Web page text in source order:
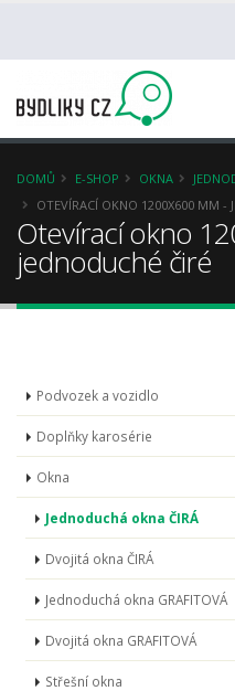
DOMŮ E-SHOP OKNA
OTEVÍRACÍ OKNO 1200X600 MM -
Otevírací okno
jednoduché čiré
Podvozek a vozidlo
Doplňky karosérie
Okna
Jednoduchá okna ČIRÁ
Dvojitá okna ČIRÁ
Jednoduchá okna GRAFITOVÁ
Dvojitá okna GRAFITOVÁ
Střešní okna